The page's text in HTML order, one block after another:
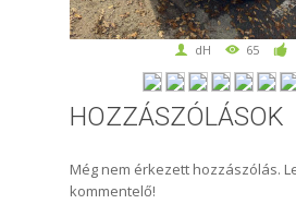
dH 65
HOZZÁSZÓLÁSOK
Még nem érkezett hozzászólás.
kommentelő!